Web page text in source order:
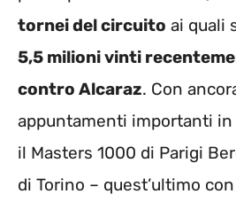
tornei del circuito ai quali
5,5 milioni vinti
contro Alcaraz. Con
appuntamenti importanti in
il Masters 1000 di Parigi
di Torino – quest’ultimo